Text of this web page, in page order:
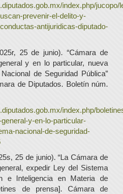
index.php/jucopo/
prevenir-el-delito-y-
antijuridicas-diputado-
25 de junio). “Cámara de
y en lo particular, nueva
de Seguridad Pública”
de Diputados. Boletín núm.
index.php/
y-en-lo-particular-
nacional-de-seguridad-
25 de junio). “La Cámara de
expedir Ley del Sistema
e Inteligencia en Materia de
de prensa]. Cámara de